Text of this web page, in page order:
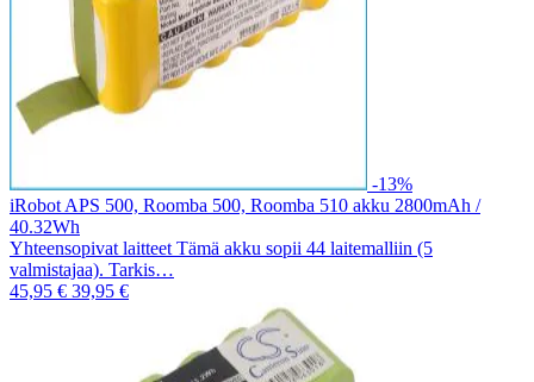
-13%
iRobot APS 500, Roomba 500, Roomba 510 akku 2800mAh /
40.32Wh
Yhteensopivat laitteet Tämä akku sopii 44 laitemalliin (5
valmistajaa). Tarkis…
45,95 € 39,95 €